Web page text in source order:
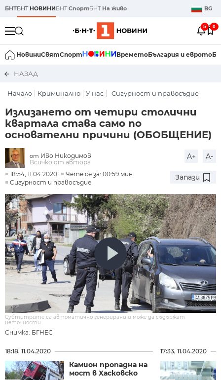
БНТБНТ НОВИНИБНТСпортБНТ На живо BG
5 0
НовиниСвятСпорт ВреметоБългария и еврото
НАЗАД
Начало Криминално У нас Сигурност и правосъдие
Излизането от четири столични
квартала става само по
основателни причини (ОБОБЩЕНИЕ)
от Иво Никодимов
Всичко от автора
A+ A-
18:54, 11.04.2020
Чете се за: 00:59 мин.
Сигурност и правосъдие
Запази
Снимка: БГНЕС
Субтитрите са автоматично генерирани и може да съдържат
неточности.
18:18, 11.04.2020
Камион пропадна на
мост в Хасковско
17:33, 11.04.2020